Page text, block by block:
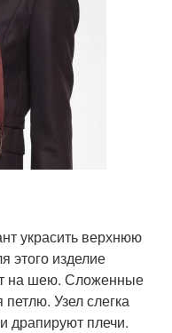
украсить верхнюю
этого изделие
на шею. Сложенные
Узел слегка
драпируют плечи.